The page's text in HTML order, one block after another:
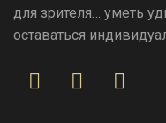
для зрителя… уметь
оставаться